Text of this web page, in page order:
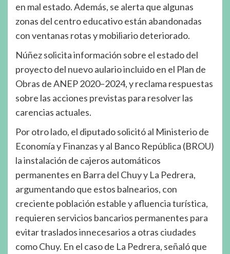
en mal estado. Además, se alerta que algunas
zonas del centro educativo están abandonadas
con ventanas rotas y mobiliario deteriorado.
Núñez solicita información sobre el estado del
proyecto del nuevo aulario incluido en el Plan de
Obras de ANEP 2020–2024, y reclama respuestas
sobre las acciones previstas para resolver las
carencias actuales.
Por otro lado, el diputado solicitó al Ministerio de
Economía y Finanzas y al Banco República (BROU)
la instalación de cajeros automáticos
permanentes en Barra del Chuy y La Pedrera,
argumentando que estos balnearios, con
creciente población estable y afluencia turística,
requieren servicios bancarios permanentes para
evitar traslados innecesarios a otras ciudades
como Chuy. En el caso de La Pedrera, señaló que